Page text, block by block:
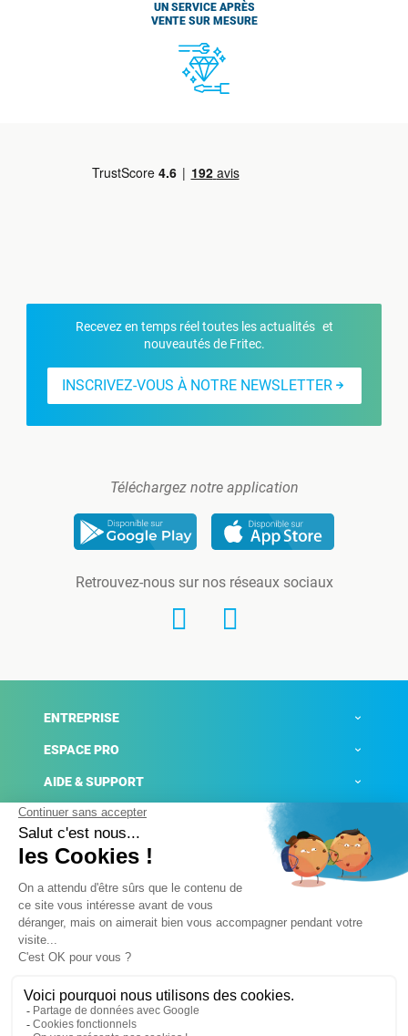
UN SERVICE APRÈS
VENTE SUR MESURE
Recevez en temps réel toutes les actualités et
nouveautés de Fritec.
INSCRIVEZ-VOUS À NOTRE NEWSLETTER
Téléchargez notre application
Retrouvez-nous sur nos réseaux sociaux
ENTREPRISE
ESPACE PRO
AIDE & SUPPORT
ACTUALITÉS
Mentions légales
Conditions générales de ventes